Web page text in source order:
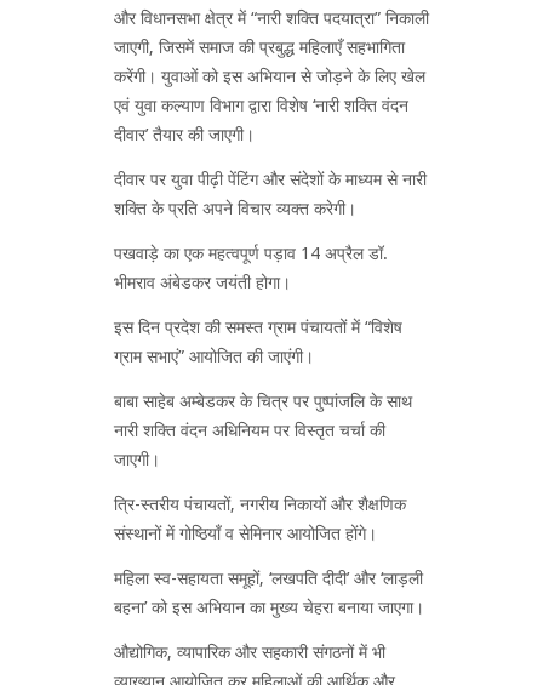
और विधानसभा क्षेत्र में “नारी शक्ति पदयात्रा” निकाली
जाएगी, जिसमें समाज की प्रबुद्ध महिलाएँ सहभागिता
करेंगी। युवाओं को इस अभियान से जोड़ने के लिए खेल
एवं युवा कल्याण विभाग द्वारा विशेष ‘नारी शक्ति वंदन
दीवार’ तैयार की जाएगी।
दीवार पर युवा पीढ़ी पेंटिंग और संदेशों के माध्यम से नारी
शक्ति के प्रति अपने विचार व्यक्त करेगी।
पखवाड़े का एक महत्वपूर्ण पड़ाव 14 अप्रैल डॉ.
भीमराव अंबेडकर जयंती होगा।
इस दिन प्रदेश की समस्त ग्राम पंचायतों में “विशेष
ग्राम सभाएं” आयोजित की जाएंगी।
बाबा साहेब अम्बेडकर के चित्र पर पुष्पांजलि के साथ
नारी शक्ति वंदन अधिनियम पर विस्तृत चर्चा की
जाएगी।
त्रि-स्तरीय पंचायतों, नगरीय निकायों और शैक्षणिक
संस्थानों में गोष्ठियाँ व सेमिनार आयोजित होंगे।
महिला स्व-सहायता समूहों, ‘लखपति दीदी’ और ‘लाड़ली
बहना’ को इस अभियान का मुख्य चेहरा बनाया जाएगा।
औद्योगिक, व्यापारिक और सहकारी संगठनों में भी
व्याख्यान आयोजित कर महिलाओं की आर्थिक और